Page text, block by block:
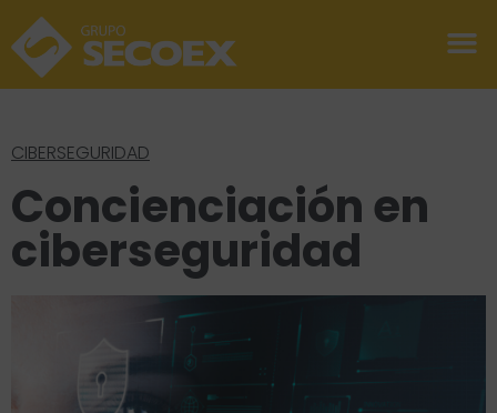
CIBERSEGURIDAD
Concienciación en
ciberseguridad